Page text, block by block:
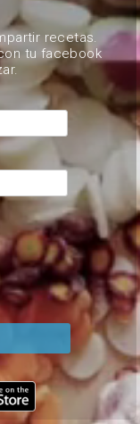
recetas.
tu facebook